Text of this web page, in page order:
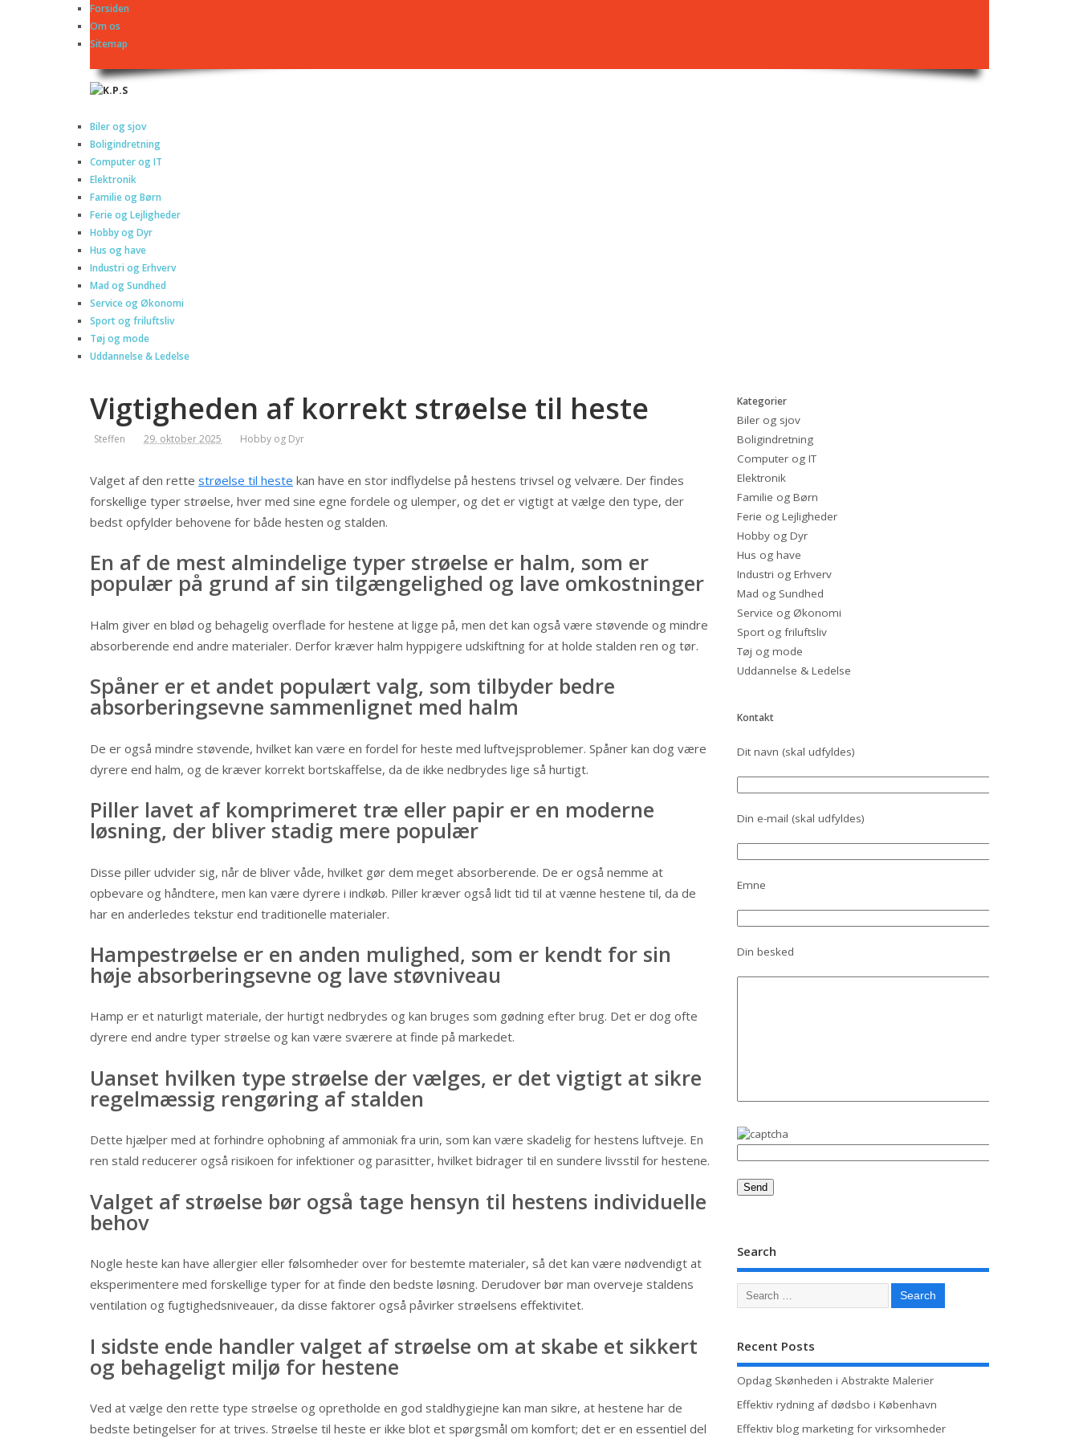
Forsiden
Om os
Sitemap
Biler og sjov
Boligindretning
Computer og IT
Elektronik
Familie og Børn
Ferie og Lejligheder
Hobby og Dyr
Hus og have
Industri og Erhverv
Mad og Sundhed
Service og Økonomi
Sport og friluftsliv
Tøj og mode
Uddannelse & Ledelse
Vigtigheden af korrekt strøelse til heste
Steffen 29. oktober 2025 Hobby og Dyr
Valget af den rette strøelse til heste kan have en stor indflydelse på hestens trivsel og velvære. Der findes
forskellige typer strøelse, hver med sine egne fordele og ulemper, og det er vigtigt at vælge den type, der
bedst opfylder behovene for både hesten og stalden.
En af de mest almindelige typer strøelse er halm, som er
populær på grund af sin tilgængelighed og lave omkostninger
Halm giver en blød og behagelig overflade for hestene at ligge på, men det kan også være støvende og mindre
absorberende end andre materialer. Derfor kræver halm hyppigere udskiftning for at holde stalden ren og tør.
Spåner er et andet populært valg, som tilbyder bedre
absorberingsevne sammenlignet med halm
De er også mindre støvende, hvilket kan være en fordel for heste med luftvejsproblemer. Spåner kan dog være
dyrere end halm, og de kræver korrekt bortskaffelse, da de ikke nedbrydes lige så hurtigt.
Piller lavet af komprimeret træ eller papir er en moderne
løsning, der bliver stadig mere populær
Disse piller udvider sig, når de bliver våde, hvilket gør dem meget absorberende. De er også nemme at
opbevare og håndtere, men kan være dyrere i indkøb. Piller kræver også lidt tid til at vænne hestene til, da de
har en anderledes tekstur end traditionelle materialer.
Hampestrøelse er en anden mulighed, som er kendt for sin
høje absorberingsevne og lave støvniveau
Hamp er et naturligt materiale, der hurtigt nedbrydes og kan bruges som gødning efter brug. Det er dog ofte
dyrere end andre typer strøelse og kan være sværere at finde på markedet.
Uanset hvilken type strøelse der vælges, er det vigtigt at sikre
regelmæssig rengøring af stalden
Dette hjælper med at forhindre ophobning af ammoniak fra urin, som kan være skadelig for hestens luftveje. En
ren stald reducerer også risikoen for infektioner og parasitter, hvilket bidrager til en sundere livsstil for hestene.
Valget af strøelse bør også tage hensyn til hestens individuelle
behov
Nogle heste kan have allergier eller følsomheder over for bestemte materialer, så det kan være nødvendigt at
eksperimentere med forskellige typer for at finde den bedste løsning. Derudover bør man overveje staldens
ventilation og fugtighedsniveauer, da disse faktorer også påvirker strøelsens effektivitet.
I sidste ende handler valget af strøelse om at skabe et sikkert
og behageligt miljø for hestene
Ved at vælge den rette type strøelse og opretholde en god staldhygiejne kan man sikre, at hestene har de
bedste betingelser for at trives. Strøelse til heste er ikke blot et spørgsmål om komfort; det er en essentiel del
Kategorier
Biler og sjov
Boligindretning
Computer og IT
Elektronik
Familie og Børn
Ferie og Lejligheder
Hobby og Dyr
Hus og have
Industri og Erhverv
Mad og Sundhed
Service og Økonomi
Sport og friluftsliv
Tøj og mode
Uddannelse & Ledelse
Kontakt
Dit navn (skal udfyldes)
Din e-mail (skal udfyldes)
Emne
Din besked
Search
Recent Posts
Opdag Skønheden i Abstrakte Malerier
Effektiv rydning af dødsbo i København
Effektiv blog marketing for virksomheder